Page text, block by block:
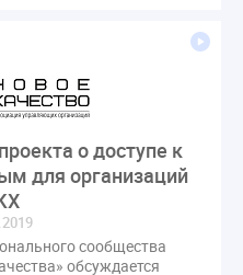
экспертный совет
о доступе к
для организаций
сообщества
обсуждается